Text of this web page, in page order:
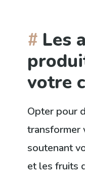
Les
votre
Opter pour
transformer
soutenant
et les fruits